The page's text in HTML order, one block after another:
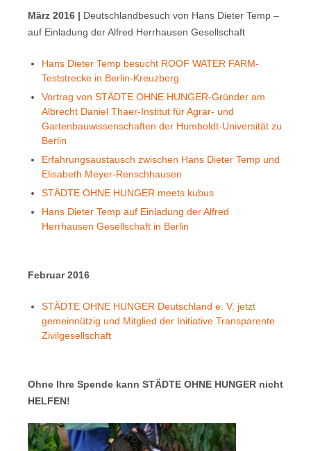
März 2016 | Deutschlandbesuch von Hans Dieter Temp –
auf Einladung der Alfred Herrhausen Gesellschaft
Hans Dieter Temp besucht ROOF WATER FARM-
Teststrecke in Berlin-Kreuzberg
Vortrag von STÄDTE OHNE HUNGER-Gründer am
Albrecht Daniel Thaer-Institut für Agrar- und
Gartenbauwissenschaften der Humboldt-Universität zu
Berlin
Erfahrungsaustausch zwischen Hans Dieter Temp und
Elisabeth Meyer-Renschhausen
STÄDTE OHNE HUNGER meets kubus
Hans Dieter Temp auf Einladung der Alfred
Herrhausen Gesellschaft in Berlin
Februar 2016
STÄDTE OHNE HUNGER Deutschland e. V. jetzt
gemeinnützig und Mitglied der Initiative Transparente
Zivilgesellschaft
Ohne Ihre Spende kann STÄDTE OHNE HUNGER nicht
HELFEN!